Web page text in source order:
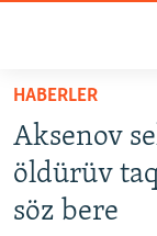
Esas
qaytmaq
Baş
navigatsiyağa
qaytmaq
HABERLER
SİYASET
İQTİSADİYAT
HABERLER
Aksenov
öldürüv
söz bere